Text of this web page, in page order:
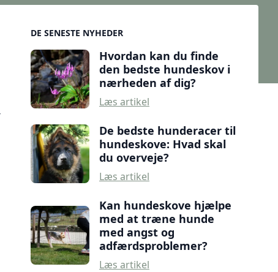
Sidebar
DE SENESTE NYHEDER
Hvordan kan du finde
den bedste hundeskov i
nærheden af dig?
Læs artikel
De bedste hunderacer til
hundeskove: Hvad skal
du overveje?
Læs artikel
Kan hundeskove hjælpe
med at træne hunde
med angst og
adfærdsproblemer?
Læs artikel